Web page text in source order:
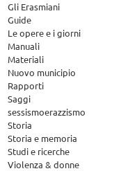
Gli Erasmiani
Guide
Le opere e i giorni
Manuali
Materiali
Nuovo municipio
Rapporti
Saggi
sessismoerazzismo
Storia
Storia e memoria
Studi e ricerche
Violenza & donne